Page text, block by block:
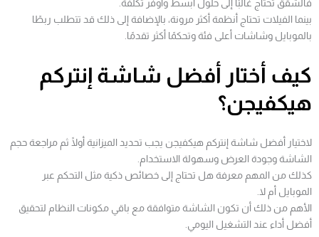
فالشقق تحتاج غالبًا إلى حلول أبسط وأوفر تكلفة.
بينما الفيلات تحتاج أنظمة أكثر مرونة، بالإضافة إلى ذلك قد تتطلب ربطًا
بالموبايل وشاشات أعلى فئة وتحكمًا أكثر تقدمًا.
كيف أختار أفضل شاشة إنتركم
هيكفيجن؟
لاختيار أفضل شاشة إنتركم هيكفيجن يجب تحديد الميزانية أولًا ثم مراجعة حجم
الشاشة وجودة العرض وسهولة الاستخدام.
كذلك من المهم معرفة هل تحتاج إلى خصائص ذكية مثل التحكم عبر
الموبايل أم لا.
الأهم من ذلك أن تكون الشاشة متوافقة مع باقي مكونات النظام لتحقيق
أفضل أداء عند التشغيل اليومي.